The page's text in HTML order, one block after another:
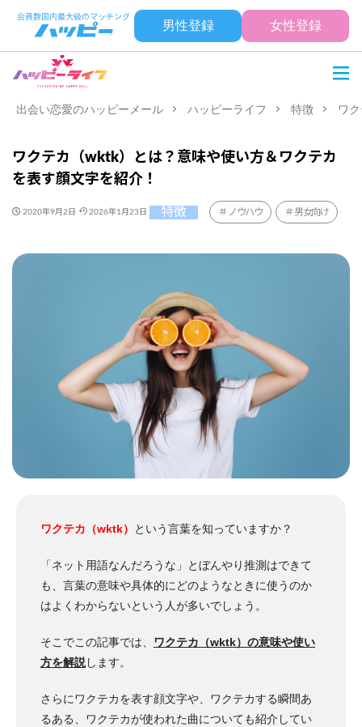
男性登録 女性登録
出会い恋愛のハッピーメール ハッピーライフ 特徴 ワ
ワクテカ（wktk）とは？意味や使い方＆ワクテカ
を表す顔文字を紹介！
2020年9月2日 2026年1月23日 特徴 ノウハウ 男女向け
ワクテカ（wktk） という言葉を知っていますか？
「ネット用語なんだろうな」とぼんやり推測はできて
も、言葉の意味や具体的にどのようなときに使うのか
はよくわからないという人が多いでしょう。
そこでこの記事では、 ワクテカ（wktk）の意味や使い
方を解説します。
さらにワクテカを表す顔文字や、ワクテカする瞬間あ
るある、ワクテカが使われた曲についても紹介してい